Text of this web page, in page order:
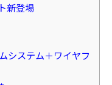
新登場
システム＋ワイヤフ